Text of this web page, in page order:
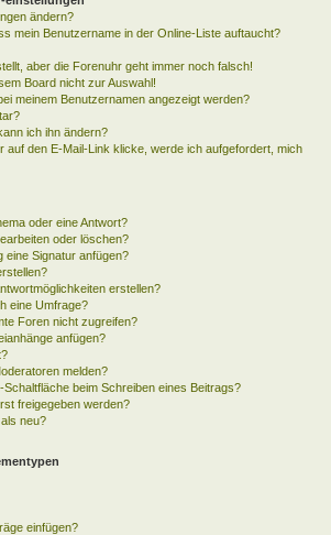
ändern?
mein Benutzername in der Online-Liste auftaucht?
aber die Forenuhr geht immer noch falsch!
Board nicht zur Auswahl!
meinem Benutzernamen angezeigt werden?
ich ihn ändern?
auf den E-Mail-Link klicke, werde ich aufgefordert, mich
oder eine Antwort?
oder löschen?
eine Signatur anfügen?
erstellen?
eine Umfrage?
Foren nicht zugreifen?
anfügen?
melden?
Schaltfläche beim Schreiben eines Beitrags?
freigegeben werden?
neu?
einfügen?